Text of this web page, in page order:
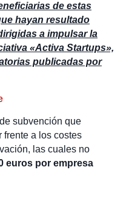
de estas
hayan resultado
a impulsar la
«Activa Startups»,
publicadas por
subvención que
frente a los costes
las cuales no
euros por empresa